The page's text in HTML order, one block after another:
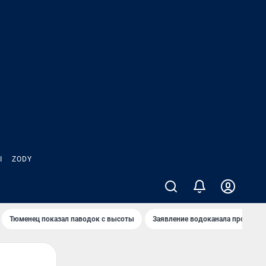
ZODY
Тюменец показал паводок с высоты Заявление водоканала про